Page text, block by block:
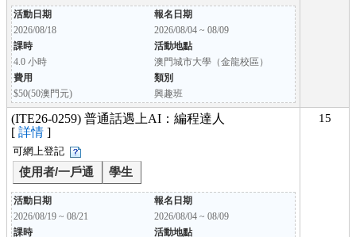
活動日期
報名日期
2026/08/18
2026/08/04 ~ 08/09
課時
活動地點
4.0 小時
澳門城市大學（金龍校區）
費用
類別
$50(50澳門元)
興趣班
(ITE26-0259) 普通話遇上AI：編程達人
[ 詳情 ]
可網上登記
使用者/一戶通 學生
活動日期
報名日期
2026/08/19 ~ 08/21
2026/08/04 ~ 08/09
課時
活動地點
15